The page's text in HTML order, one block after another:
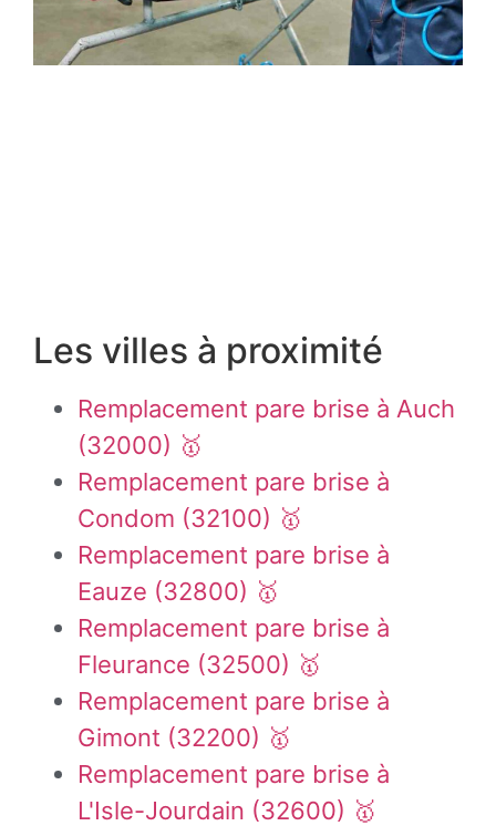
Les villes à proximité
Remplacement pare brise à Auch
(32000) 🥇
Remplacement pare brise à
Condom (32100) 🥇
Remplacement pare brise à
Eauze (32800) 🥇
Remplacement pare brise à
Fleurance (32500) 🥇
Remplacement pare brise à
Gimont (32200) 🥇
Remplacement pare brise à
L'Isle-Jourdain (32600) 🥇